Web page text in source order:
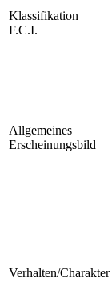
Klassifikation
F.C.I.
Allgemeines
Erscheinungsbild
Verhalten/Charakter